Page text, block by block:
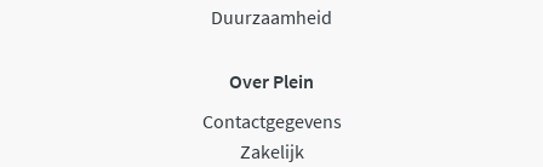
Duurzaamheid
Over Plein
Contactgegevens
Zakelijk